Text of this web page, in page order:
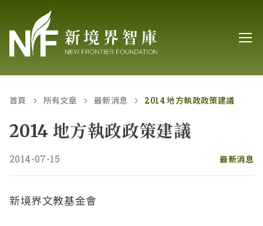
首頁 所有文章 最新消息 2014 地方執政政策建議
2014 地方執政政策建議
2014-07-15 最新消息
新境界文教基金會